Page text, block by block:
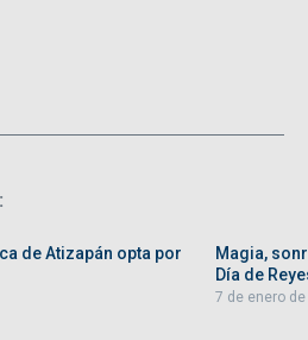
de Atizapán opta por
Magia,
Día de
7 de enero